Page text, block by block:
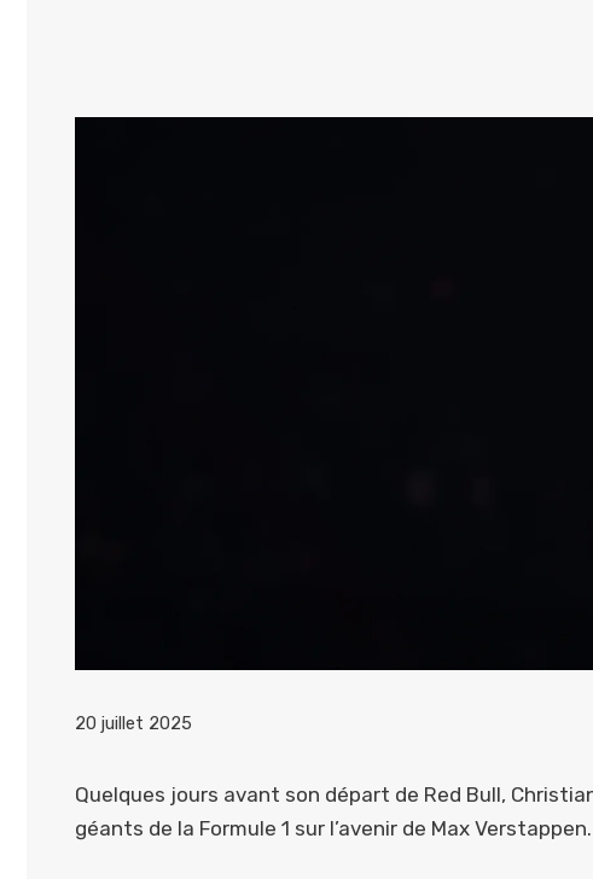
20 juillet 2025
Quelques jours avant son départ de Red Bull,
géants de la Formule 1 sur l’avenir de Max Verstappen.